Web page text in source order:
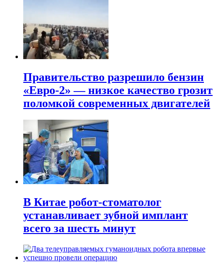
Правительство разрешило бензин
«Евро-2» — низкое качество грозит
поломкой современных двигателей
В Китае робот-стоматолог
устанавливает зубной имплант
всего за шесть минут